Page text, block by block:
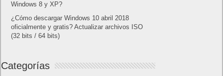
Windows 8 y XP?
¿Cómo descargar Windows 10 abril 2018
oficialmente y gratis? Actualizar archivos ISO
(32 bits / 64 bits)
Categorías